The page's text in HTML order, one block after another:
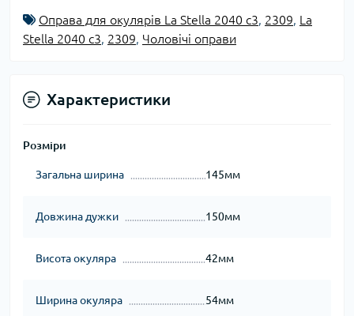
Оправа для окулярів La Stella 2040 c3 2309 La
Stella 2040 c3 2309 Чоловічі оправи
Характеристики
Розміри
Загальна ширина 145мм
Довжина дужки 150мм
Висота окуляра 42мм
Ширина окуляра 54мм